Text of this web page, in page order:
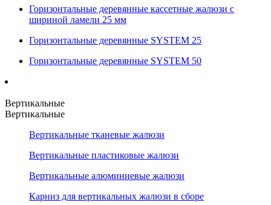
Горизонтальные деревянные кассетные жалюзи с
шириной ламели 25 мм
Горизонтальные деревянные SYSTEM 25
Горизонтальные деревянные SYSTEM 50
Вертикальные
Вертикальные
Вертикальные тканевые жалюзи
Вертикальные пластиковые жалюзи
Вертикальные алюминиевые жалюзи
Карниз для вертикальных жалюзи в сборе